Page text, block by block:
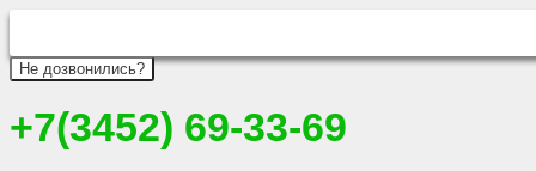
Не дозвонились?
+7(3452) 69-33-69